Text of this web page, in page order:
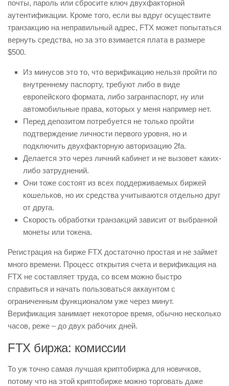
почты, пароль или сбросите ключ двухфакторной
аутентификации. Кроме того, если вы вдруг осуществите
транзакцию на неправильный адрес, FTX может попытаться
вернуть средства, но за это взимается плата в размере
$500.
Из минусов это то, что верификацию нельзя пройти по
внутреннему паспорту, требуют либо в виде
европейского формата, либо загранпаспорт, ну или
автомобильные права, которых у меня например нет.
Перед депозитом потребуется не только пройти
подтверждение личности первого уровня, но и
подключить двухфакторную авторизацию 2fa.
Делается это через личний кабинет и не вызовет каких-
либо затруднений.
Они тоже состоят из всех поддерживаемых биржей
кошельков, но их средства учитываются отдельно друг
от друга.
Скорость обработки транзакций зависит от выбранной
монеты или токена.
Регистрация на бирже FTX достаточно простая и не займет
много времени. Процесс открытия счета и верификация на
FTX не составляет труда, со всем можно быстро
справиться и начать пользоваться аккаунтом с
ограниченным функционалом уже через минут.
Верификация занимает некоторое время, обычно несколько
часов, реже – до двух рабочих дней.
FTX биржа: комиссии
То уж точно самая лучшая криптобиржа для новичков,
потому что на этой криптобирже можно торговать даже